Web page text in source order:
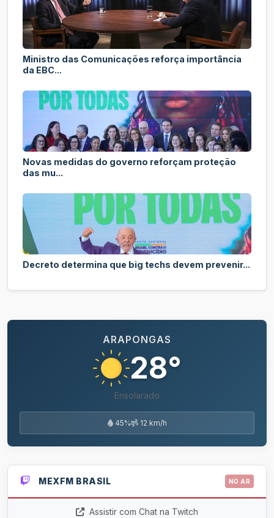
Ministro das Comunicações reforça importância
da EBC...
Novas medidas do governo reforçam proteção
das mu...
Decreto determina que big techs devem prevenir...
ARAPONGAS
28°
Ensolarado
45% 12 km/h
MEXFM BRASIL NO AR
Assistir com Chat na Twitch